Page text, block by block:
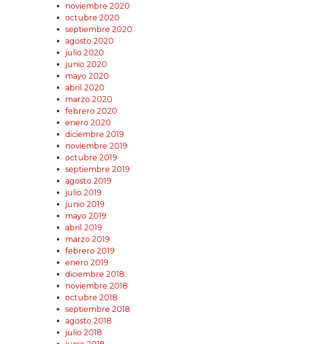
noviembre 2020
octubre 2020
septiembre 2020
agosto 2020
julio 2020
junio 2020
mayo 2020
abril 2020
marzo 2020
febrero 2020
enero 2020
diciembre 2019
noviembre 2019
octubre 2019
septiembre 2019
agosto 2019
julio 2019
junio 2019
mayo 2019
abril 2019
marzo 2019
febrero 2019
enero 2019
diciembre 2018
noviembre 2018
octubre 2018
septiembre 2018
agosto 2018
julio 2018